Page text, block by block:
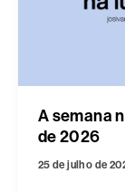
A semana
de 2026
25 de julho de